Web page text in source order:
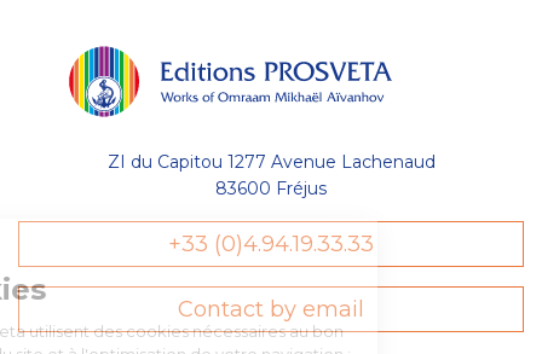
des Cookies
Les Éditions Prosveta utilisent des
cookies nécessaires au bon
ZI du Capitou 1277 Avenue Lachenaud
83600 Fréjus
+33 (0)4.94.19.33.33
Contact by email